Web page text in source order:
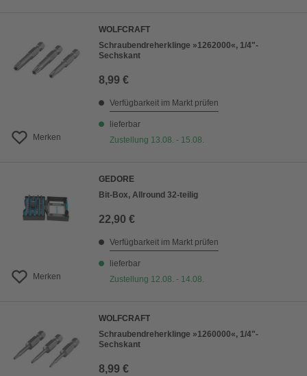
Merken
WOLFCRAFT
Schraubendreherklinge »1262000«, 1/4"-
Sechskant
8,99 €
Verfügbarkeit im Markt prüfen
lieferbar
Zustellung 13.08. - 15.08.
Merken
GEDORE
Bit-Box, Allround 32-teilig
22,90 €
Verfügbarkeit im Markt prüfen
lieferbar
Zustellung 12.08. - 14.08.
WOLFCRAFT
Schraubendreherklinge »1260000«, 1/4"-
Sechskant
8,99 €